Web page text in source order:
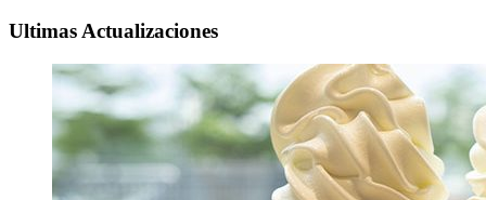
Ultimas Actualizaciones